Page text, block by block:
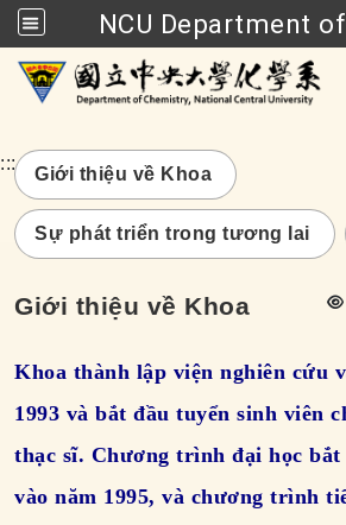
NCU Department
Go to main
:::
Giới thiệu về Khoa
Sự phát triển trong tương lai
Giới thiệu về Khoa
Khoa thành lập viện nghiên cứu
1993 và bắt đầu tuyển sinh viên
thạc sĩ. Chương trình đại học bắt
vào năm 1995, và chương trình